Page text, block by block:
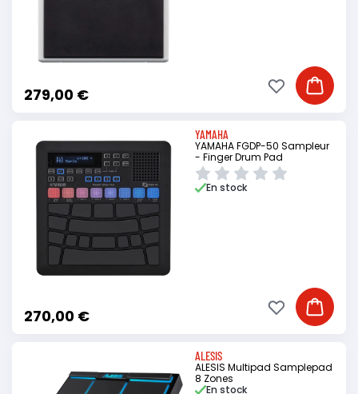
279,00 € Ajouter
Ajouter à ma
YAMAHA
YAMAHA FGDP-50 Sampleur
- Finger Drum Pad
270,00 €
En stock
Ajouter
Ajouter à ma
ALESIS
ALESIS Multipad Samplepad
8 Zones
En stock